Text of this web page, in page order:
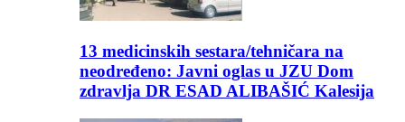
13 medicinskih sestara/tehničara na
neodređeno: Javni oglas u JZU Dom
zdravlja DR ESAD ALIBAŠIĆ Kalesija